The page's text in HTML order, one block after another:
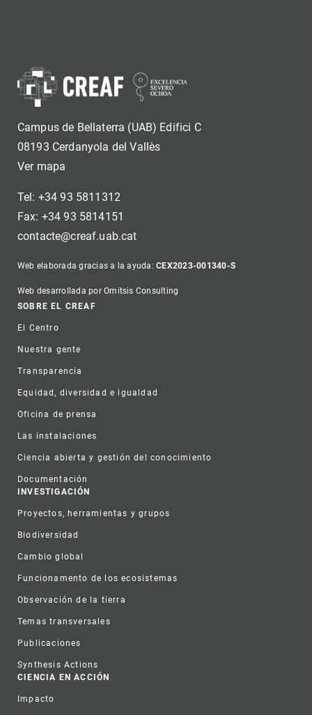
Campus de Bellaterra (UAB) Edifici C
08193 Cerdanyola del Vallès
Ver mapa
Tel: +34 93 5811312
Fax: +34 93 5814151
contacte@creaf.uab.cat
Web elaborada gracias a la ayuda:CEX2023-001340-S
Web desarrollada por Omitsis Consulting
Footer
SOBRE EL CREAF
El Centro
Nuestra gente
Transparencia
Equidad, diversidad e igualdad
Oficina de prensa
Las instalaciones
Ciencia abierta y gestión del conocimiento
Documentación
INVESTIGACIÓN
Proyectos, herramientas y grupos
Biodiversidad
Cambio global
Funcionamento de los ecosistemas
Observación de la tierra
Temas transversales
Publicaciones
Synthesis Actions
CIENCIA EN ACCIÓN
Impacto